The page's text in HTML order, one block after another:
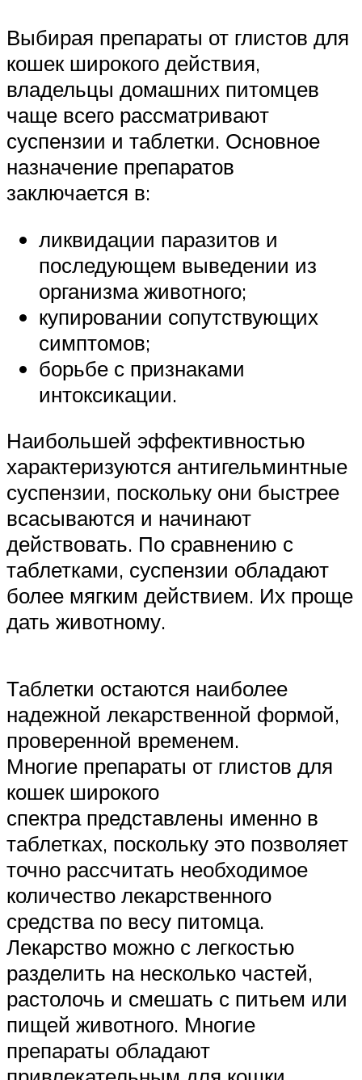
Выбирая препараты от глистов для
кошек широкого действия,
владельцы домашних питомцев
чаще всего рассматривают
суспензии и таблетки. Основное
назначение препаратов
заключается в:
ликвидации паразитов и
последующем выведении из
организма животного;
купировании сопутствующих
симптомов;
борьбе с признаками
интоксикации.
Наибольшей эффективностью
характеризуются антигельминтные
суспензии, поскольку они быстрее
всасываются и начинают
действовать. По сравнению с
таблетками, суспензии обладают
более мягким действием. Их проще
дать животному.
Таблетки остаются наиболее
надежной лекарственной формой,
проверенной временем.
Многие препараты от глистов для
кошек широкого
спектра представлены именно в
таблетках, поскольку это позволяет
точно рассчитать необходимое
количество лекарственного
средства по весу питомца.
Лекарство можно с легкостью
разделить на несколько частей,
растолочь и смешать с питьем или
пищей животного. Многие
препараты обладают